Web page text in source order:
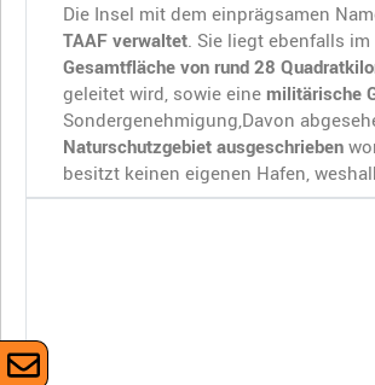
Die Insel mit dem einprägsamen
TAAF verwaltet. Sie liegt ebenfalls
Gesamtfläche von rund 28
geleitet wird, sowie eine militärische
Sondergenehmigung,Davon
Naturschutzgebiet ausgeschrieben
besitzt keinen eigenen Hafen,